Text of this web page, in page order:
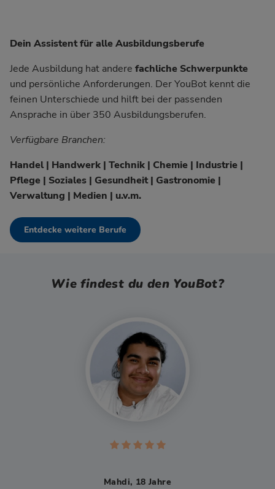
Dein Assistent für alle Ausbildungsberufe
Jede Ausbildung hat andere fachliche Schwerpunkte
und persönliche Anforderungen. Der YouBot kennt die
feinen Unterschiede und hilft bei der passenden
Ansprache in über 350 Ausbildungsberufen.
Verfügbare Branchen:
Handel | Handwerk | Technik | Chemie | Industrie |
Pflege | Soziales | Gesundheit | Gastronomie |
Verwaltung | Medien | u.v.m.
Entdecke weitere Berufe
Wie findest du den YouBot?
Mahdi, 18 Jahre